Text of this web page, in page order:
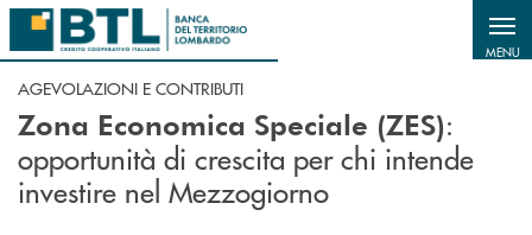
Salta al contenuto principale
MENU
AGEVOLAZIONI E CONTRIBUTI
Zona Economica Speciale (ZES):
opportunità di crescita per chi intende
investire nel Mezzogiorno